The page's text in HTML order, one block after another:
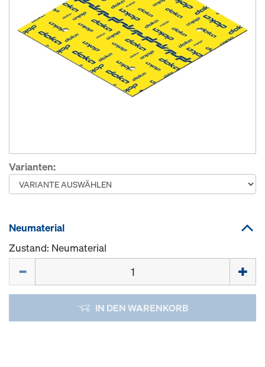
Varianten:
Neumaterial
Zustand: Neumaterial
IN DEN WARENKORB